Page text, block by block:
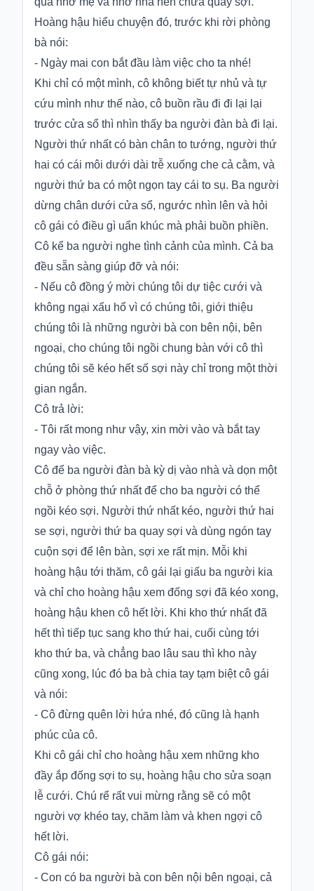
Hoàng hậu hiểu chuyện đó, trước khi rời phòng
bà nói:
- Ngày mai con bắt đầu làm việc cho ta nhé!
Khi chỉ có một mình, cô không biết tự nhủ và tự
cứu mình như thế nào, cô buồn rầu đi đi lại lại
trước cửa sổ thì nhìn thấy ba người đàn bà đi lại.
Người thứ nhất có bàn chân to tướng, người thứ
hai có cái môi dưới dài trễ xuống che cả cằm, và
người thứ ba có một ngọn tay cái to sụ. Ba người
dừng chân dưới cửa sổ, ngước nhìn lên và hỏi
cô gái có điều gì uẩn khúc mà phải buồn phiền.
Cô kể ba người nghe tình cảnh của mình. Cả ba
đều sẵn sàng giúp đỡ và nói:
- Nếu cô đồng ý mời chúng tôi dự tiệc cưới và
không ngại xấu hổ vì có chúng tôi, giới thiệu
chúng tôi là những người bà con bên nội, bên
ngoại, cho chúng tôi ngồi chung bàn với cô thì
chúng tôi sẽ kéo hết số sợi này chỉ trong một thời
gian ngắn.
Cô trả lời:
- Tôi rất mong như vậy, xin mời vào và bắt tay
ngay vào việc.
Cô để ba người đàn bà kỳ dị vào nhà và dọn một
chỗ ở phòng thứ nhất để cho ba người có thể
ngồi kéo sợi. Người thứ nhất kéo, người thứ hai
se sợi, người thứ ba quay sợi và dùng ngón tay
cuộn sợi để lên bàn, sợi xe rất mịn. Mỗi khi
hoàng hậu tới thăm, cô gái lại giấu ba người kia
và chỉ cho hoàng hậu xem đống sợi đã kéo xong,
hoàng hậu khen cô hết lời. Khi kho thứ nhất đã
hết thì tiếp tục sang kho thứ hai, cuối cùng tới
kho thứ ba, và chẳng bao lâu sau thì kho này
cũng xong, lúc đó ba bà chia tay tạm biệt cô gái
và nói:
- Cô đừng quên lời hứa nhé, đó cũng là hạnh
phúc của cô.
Khi cô gái chỉ cho hoàng hậu xem những kho
đầy ắp đống sợi to sụ, hoàng hậu cho sửa soạn
lễ cưới. Chú rể rất vui mừng rằng sẽ có một
người vợ khéo tay, chăm làm và khen ngợi cô
hết lời.
Cô gái nói:
- Con có ba người bà con bên nội bên ngoại, cả